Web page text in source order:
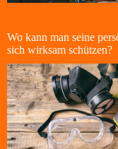
Wo kann man seine
sich wirksam schützen?